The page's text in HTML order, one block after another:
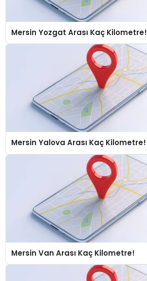
Mersin Yozgat Arası Kaç Kilometre!
Mersin Yalova Arası Kaç Kilometre!
Mersin Van Arası Kaç Kilometre!